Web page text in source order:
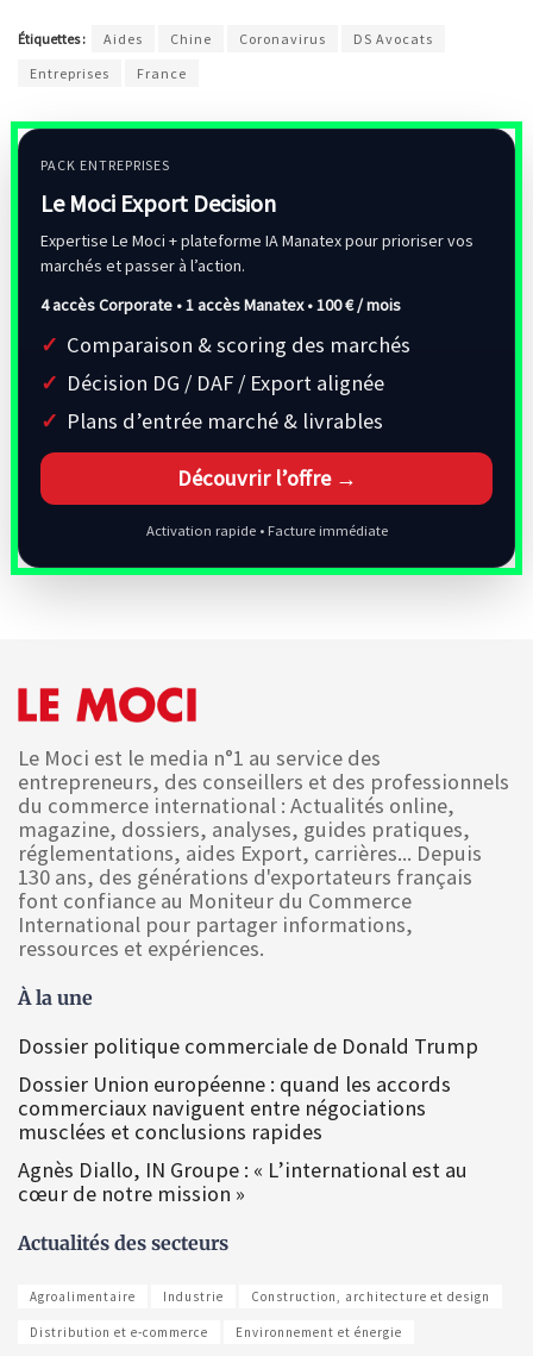
Étiquettes : Aides Chine Coronavirus
DS Avocats
Entreprises
France
PACK ENTREPRISES
Le Moci Export Decision
Expertise Le Moci + plateforme IA Manatex pour prioriser vos
marchés et passer à l’action.
4 accès Corporate • 1 accès Manatex •100 € / mois
Comparaison & scoring des marchés
Décision DG / DAF / Export alignée
Plans d’entrée marché & livrables
Découvrir l’offre →
Activation rapide • Facture immédiate
Le Moci est le media n°1 au service des
entrepreneurs, des conseillers et des professionnels
du commerce international : Actualités online,
magazine, dossiers, analyses, guides pratiques,
réglementations, aides Export, carrières... Depuis
130 ans, des générations d'exportateurs français
font confiance au Moniteur du Commerce
International pour partager informations,
ressources et expériences.
À la une
Dossier politique commerciale de Donald Trump
Dossier Union européenne : quand les accords
commerciaux naviguent entre négociations
musclées et conclusions rapides
Agnès Diallo, IN Groupe : « L’international est au
cœur de notre mission »
Actualités des secteurs
Agroalimentaire Industrie Construction, architecture et design
Distribution et e-commerce Environnement et énergie